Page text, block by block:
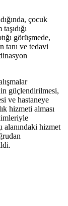
çocuk
görüşmede,
tanı ve tedavi
güçlendirilmesi,
ve hastaneye
hizmeti alması
alanındaki hizmet